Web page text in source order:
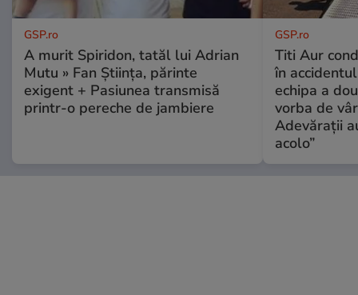
GSP.ro
A murit Spiridon, tatăl lui Adrian
Mutu » Fan Știința, părinte
exigent + Pasiunea transmisă
printr-o pereche de jambiere
GSP.ro
Titi Aur
în
echipa a
vorba de
Adevărații
acolo”